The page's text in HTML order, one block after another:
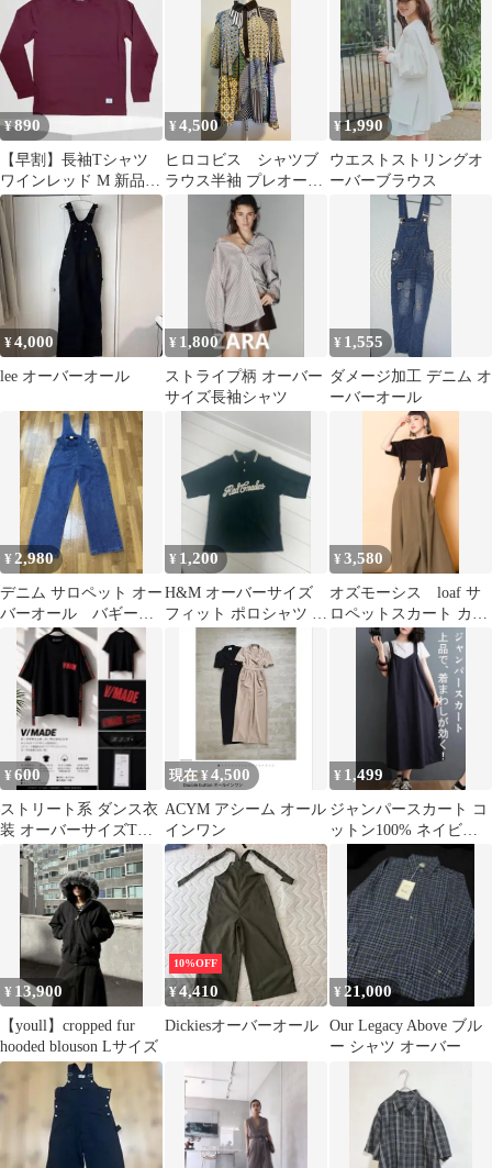
¥890
【早割】長袖Tシャツ
ワインレッド M 新品
ロンT オーバーサイズ
この秋に
¥4,500
ヒロコビス シャツブ
ラウス半袖 プレオーバ
ー幾何学模様マルチカ
ラー9号レディース
¥1,990
ウエストストリングオ
ーバーブラウス
¥4,000
lee オーバーオール
¥ 1,800
ストライプ柄 オーバー
サイズ長袖シャツ
¥ 1,555
ダメージ加工 デニム オ
ーバーオール
¥ 2,980
デニム サロペット オー
バーオール バギー
S-Mサイズ
¥ 1,200
H&M オーバーサイズ
フィット ポロシャツ S
¥3,580
オズモーシス loaf サ
ロペットスカート カー
¥600
ストリート系 ダンス衣
装 オーバーサイズTシ
ャツ テープデザイン ユ
ニセックス
現在 ¥ 4,500
ACYM アシーム オール
インワン
¥ 1,499
ジャンパースカート コ
ットン100% ネイビー
Vネック ジャンスカ
¥ 13,900
【youll】cropped fur
hooded blouson Lサイズ
10%OFF
¥4,410
Dickiesオーバーオール
¥21,000
Our Legacy Above ブル
ー シャツ オーバー